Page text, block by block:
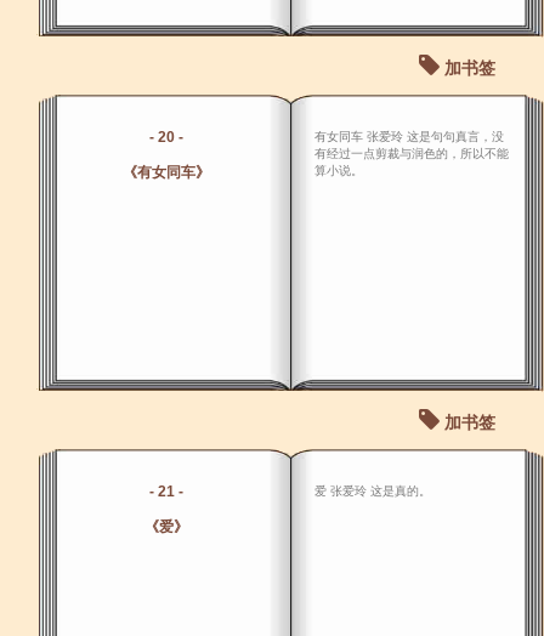
加书签
- 20 -
《有女同车》
有女同车 张爱玲 这是句句真言，没
有经过一点剪裁与润色的，所以不能
算小说。
加书签
- 21 -
《爱》
爱 张爱玲 这是真的。